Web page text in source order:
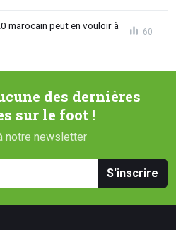
marocain peut en vouloir à
60
des dernières
sur le foot !
notre newsletter
S'inscrire